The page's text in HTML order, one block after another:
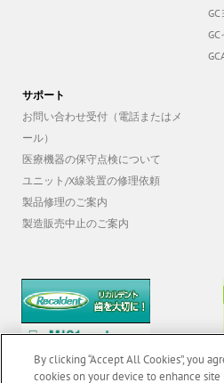
サポート
お問い合わせ受付（電話またはメ
ール）
医療機器の保守点検について
ユニット/X線装置の修理依頼
製品修理のご案内
製造販売中止のご案内
By clicking “Accept All Cookies”, you
cookies on your device to enhance site